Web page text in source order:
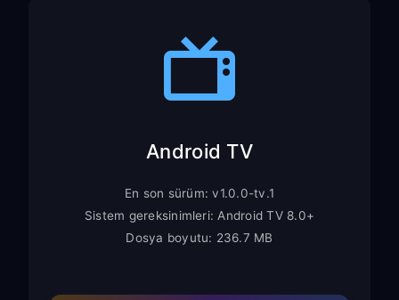
Android TV
En son sürüm: v1.0.0-tv.1
Sistem gereksinimleri: Android TV 8.0+
Dosya boyutu: 236.7 MB